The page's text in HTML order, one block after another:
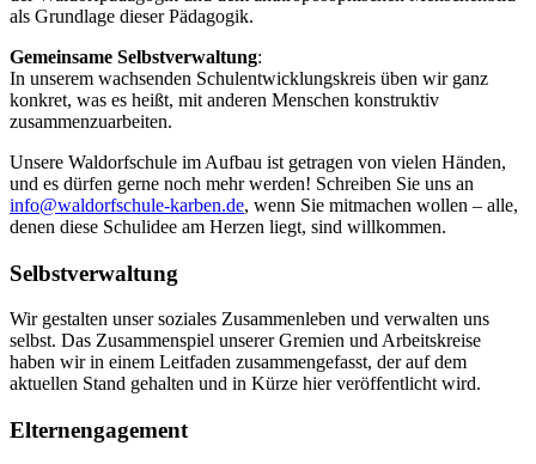
als Grundlage dieser Pädagogik.
Gemeinsame Selbstverwaltung:
In unserem wachsenden Schulentwicklungskreis üben wir ganz
konkret, was es heißt, mit anderen Menschen konstruktiv
zusammenzuarbeiten.
Unsere Waldorfschule im Aufbau ist getragen von vielen Händen,
und es dürfen gerne noch mehr werden! Schreiben Sie uns an
info@waldorfschule-karben.de, wenn Sie mitmachen wollen – alle,
denen diese Schulidee am Herzen liegt, sind willkommen.
Selbstverwaltung
Wir gestalten unser soziales Zusammenleben und verwalten uns
selbst. Das Zusammenspiel unserer Gremien und Arbeitskreise
haben wir in einem Leitfaden zusammengefasst, der auf dem
aktuellen Stand gehalten und in Kürze hier veröffentlicht wird.
Elternengagement